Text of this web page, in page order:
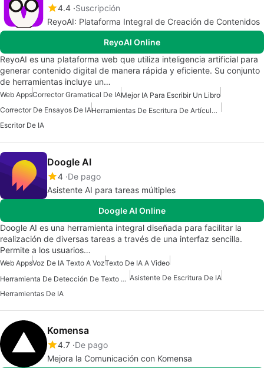
4.4 Suscripción
ReyoAI: Plataforma Integral de Creación de Contenidos
ReyoAI Online
ReyoAI es una plataforma web que utiliza inteligencia artificial para
generar contenido digital de manera rápida y eficiente. Su conjunto
de herramientas incluye un…
Web AppsCorrector Gramatical De IAMejor IA Para Escribir Un Libro
Corrector De Ensayos De IA
Herramientas De Escritura De Artículos De IA
Escritor De IA
Doogle AI
4 De pago
Asistente AI para tareas múltiples
Doogle AI Online
Doogle AI es una herramienta integral diseñada para facilitar la
realización de diversas tareas a través de una interfaz sencilla.
Permite a los usuarios…
Web AppsVoz De IA Texto A VozTexto De IA A Video
Herramienta De Detección De Texto De IA Asistente De Escritura De IA
Herramientas De IA
Komensa
4.7 De pago
Mejora la Comunicación con Komensa